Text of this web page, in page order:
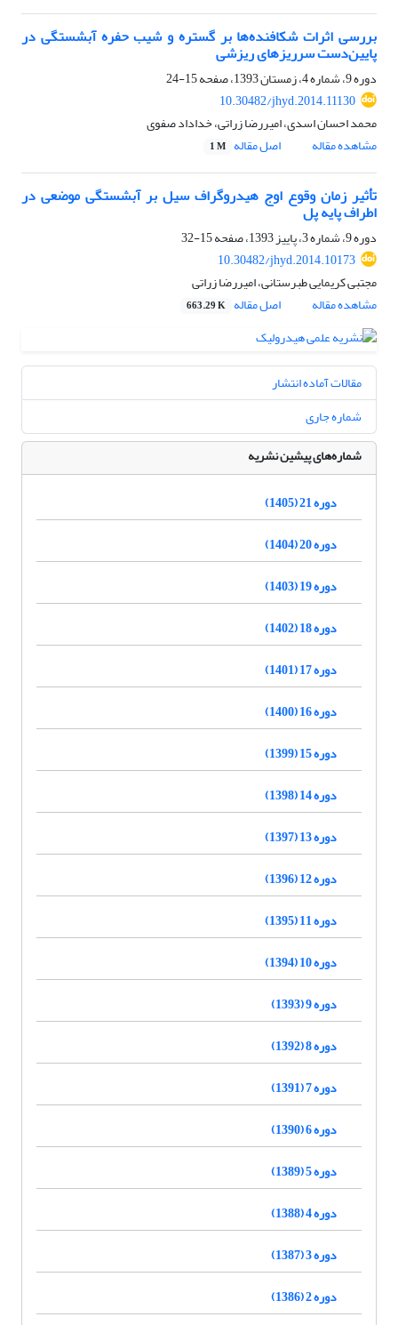
بررسی اثرات شکافنده‌ها بر گستره و شیب حفره آبشستگی در
پایین‌دست سرریزهای ریزشی
دوره 9، شماره 4، زمستان 1393، صفحه
15-24
10.30482/jhyd.2014.11130
محمد احسان اسدی، امیررضا زراتی، خداداد صفوی
مشاهده مقاله
اصل مقاله 1 M
تأثیر زمان وقوع اوج هیدروگراف سیل بر آبشستگی موضعی در
اطراف پایه پل
دوره 9، شماره 3، پاییز 1393، صفحه
15-32
10.30482/jhyd.2014.10173
مجتبی کریمایی طبرستانی، امیررضا زراتی
مشاهده مقاله
اصل مقاله 663.29 K
مقالات آماده انتشار
شماره جاری
شماره‌های پیشین نشریه
دوره 21 (1405)
دوره 20 (1404)
دوره 19 (1403)
دوره 18 (1402)
دوره 17 (1401)
دوره 16 (1400)
دوره 15 (1399)
دوره 14 (1398)
دوره 13 (1397)
دوره 12 (1396)
دوره 11 (1395)
دوره 10 (1394)
دوره 9 (1393)
دوره 8 (1392)
دوره 7 (1391)
دوره 6 (1390)
دوره 5 (1389)
دوره 4 (1388)
دوره 3 (1387)
دوره 2 (1386)